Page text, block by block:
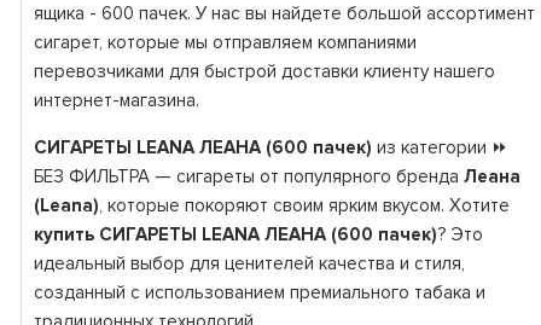
ящика - 600 пачек. У нас вы найдете большой ассортимент
сигарет, которые мы отправляем компаниями
перевозчиками для быстрой доставки клиенту нашего
интернет-магазина.
СИГАРЕТЫ LEANA ЛЕАНА (600 пачек) из категории ⏩
БЕЗ ФИЛЬТРА — сигареты от популярного бренда Леана
(Leana), которые покоряют своим ярким вкусом. Хотите
купить СИГАРЕТЫ LEANA ЛЕАНА (600 пачек)? Это
идеальный выбор для ценителей качества и стиля,
созданный с использованием премиального табака и